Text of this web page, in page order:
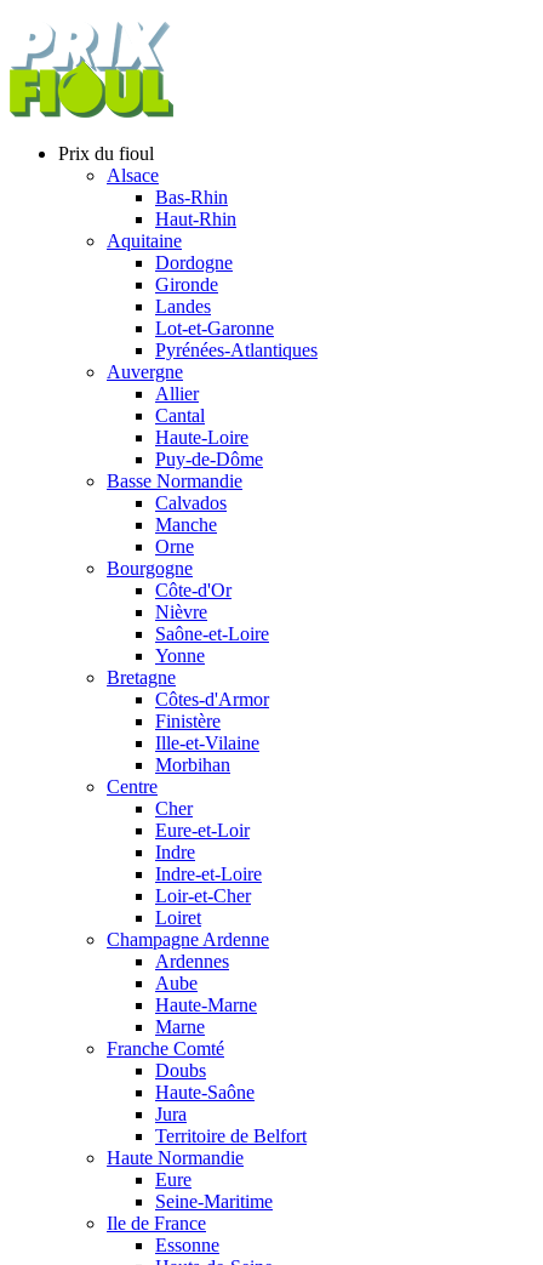
Prix du fioul
Alsace
Bas-Rhin
Haut-Rhin
Aquitaine
Dordogne
Gironde
Landes
Lot-et-Garonne
Pyrénées-Atlantiques
Auvergne
Allier
Cantal
Haute-Loire
Puy-de-Dôme
Basse Normandie
Calvados
Manche
Orne
Bourgogne
Côte-d'Or
Nièvre
Saône-et-Loire
Yonne
Bretagne
Côtes-d'Armor
Finistère
Ille-et-Vilaine
Morbihan
Centre
Cher
Eure-et-Loir
Indre
Indre-et-Loire
Loir-et-Cher
Loiret
Champagne Ardenne
Ardennes
Aube
Haute-Marne
Marne
Franche Comté
Doubs
Haute-Saône
Jura
Territoire de Belfort
Haute Normandie
Eure
Seine-Maritime
Ile de France
Essonne